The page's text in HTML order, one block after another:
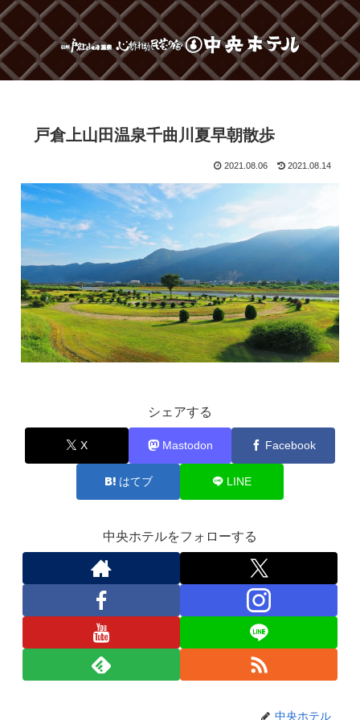
戸倉上山田温泉千曲川夏早朝散歩
2021.08.06 2021.08.14
シェアする
X Mastodon Facebook
はてブ LINE
中央ホテルをフォローする
中央ホテル